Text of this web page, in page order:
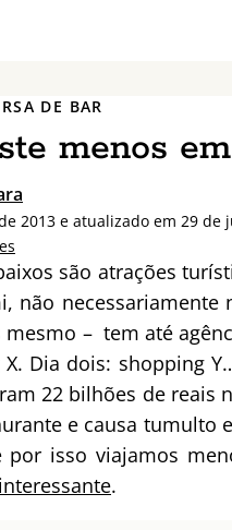
DE BAR
menos
2013 e atualizado em 29 de
são atrações
não
– tem até
Dia dois: shopping
22 bilhões de reais
e causa
isso viajamos
.